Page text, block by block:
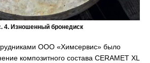
4. Изношенный бронедиск
ООО «Химсервис» было
композитного состава CERAMET XL